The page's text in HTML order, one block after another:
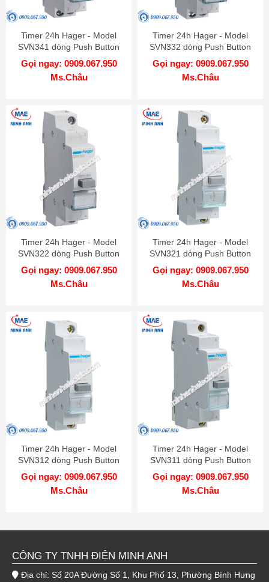
Timer 24h Hager - Model
SVN341 dòng Push Button
Gọi ngay: 0909.067.950
Ms.Châu
Timer 24h Hager - Model
SVN332 dòng Push Button
Gọi ngay: 0909.067.950
Ms.Châu
Timer 24h Hager - Model
SVN322 dòng Push Button
Gọi ngay: 0909.067.950
Ms.Châu
Timer 24h Hager - Model
SVN321 dòng Push Button
Gọi ngay: 0909.067.950
Ms.Châu
Timer 24h Hager - Model
SVN312 dòng Push Button
Gọi ngay: 0909.067.950
Ms.Châu
Timer 24h Hager - Model
SVN311 dòng Push Button
Gọi ngay: 0909.067.950
Ms.Châu
CÔNG TY TNHH ĐIỆN MINH ANH
Địa chỉ: Số 20A Đường Số 1, Khu Phố 13, Phường Bình Hưng